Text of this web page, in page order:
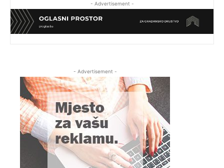
- Advertisement -
- Advertisement -